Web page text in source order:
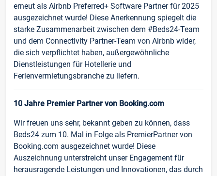
erneut als Airbnb Preferred+ Software Partner für 2025
ausgezeichnet wurde! Diese Anerkennung spiegelt die
starke Zusammenarbeit zwischen dem #Beds24-Team
und dem Connectivity Partner-Team von Airbnb wider,
die sich verpflichtet haben, außergewöhnliche
Dienstleistungen für Hotellerie und
Ferienvermietungsbranche zu liefern.
10 Jahre Premier Partner von Booking.com
Wir freuen uns sehr, bekannt geben zu können, dass
Beds24 zum 10. Mal in Folge als PremierPartner von
Booking.com ausgezeichnet wurde! Diese
Auszeichnung unterstreicht unser Engagement für
herausragende Leistungen und Innovationen, das durch